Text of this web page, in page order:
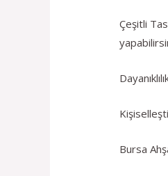
Çeşitli
Bursa